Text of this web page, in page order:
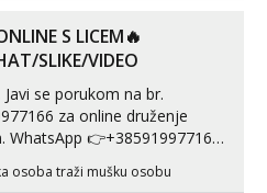
možeš me vidjeti na
videopozivu. 😉 S vama sam vec 5 ...
S LICEM🔥
SLIKE/VIDEO
za online druženje
Radim
s licem, solo i s partnerom,
osoba traži mušku osobu